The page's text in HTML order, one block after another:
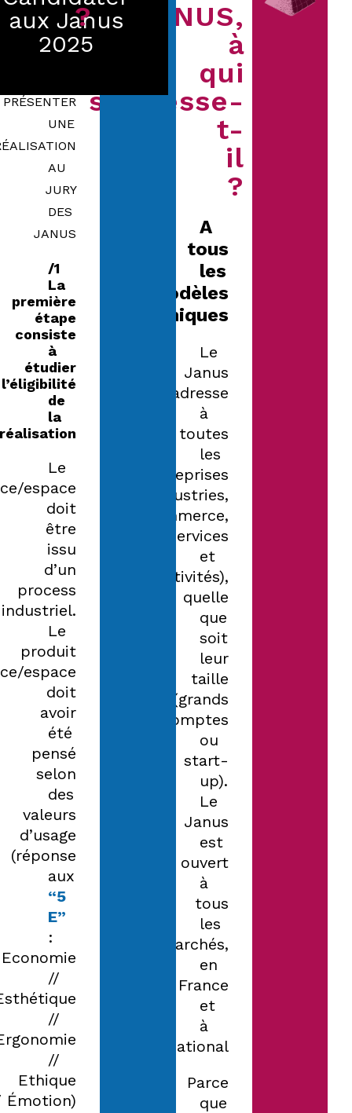
JANUS,
à
qui
s'adresse-
t-
il
?
A
tous
les
modèles
économiques
Le
Janus
s’adresse
à
toutes
les
entreprises
(industries,
commerce,
services
et
collectivités),
quelle
que
soit
leur
taille
(grands
comptes
ou
start-
up).
Le
Janus
est
ouvert
à
tous
les
marchés,
en
France
et
à
l’International.
Parce
que
aux Janus
2025
?
PRÉSENTER
UNE
AU
JURY
DES
JANUS
1/
La
première
étape
consiste
à
étudier
l’éligibilité
de
la
réalisation :
Le
espace
doit
être
issu
d’un
process
industriel.
Le
produit
espace
doit
avoir
été
pensé
selon
des
valeurs
d’usage
(réponse
aux
“5
E”
:
Economie
//
//
//
Ethique
Émotion).